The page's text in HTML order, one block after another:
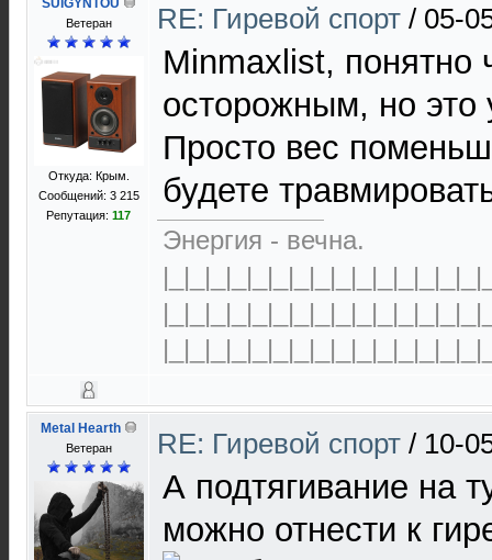
SUIGYNTOU
Ветеран
Откуда: Крым.
Сообщений: 3 215
Репутация: 117
RE: Гиревой спорт / 05-
Minmaxlist, понятно
осторожным, но это
Просто вес
будете
Энергия - вечна.
Metal Hearth
Ветеран RE: Гиревой спорт / 10-
А подтягивание на
можно отнести к